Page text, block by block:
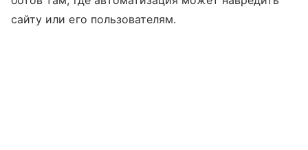
сайту или его пользователям.